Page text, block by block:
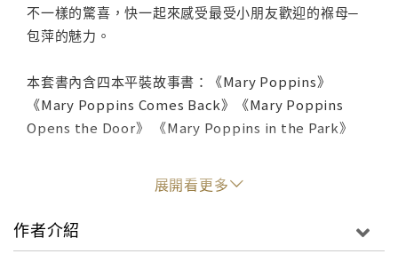
不一樣的驚喜，快一起來感受最受小朋友歡迎的褓母─
包萍的魅力。
本套書內含四本平裝故事書：《Mary Poppins》
《Mary Poppins Comes Back》《Mary Poppins
Opens the Door》 《Mary Poppins in the Park》
迪士尼經典真人動畫電影《歡樂滿人間》續集：《愛‧滿
人間》，將於2019農曆春節上映
Four classic stories about the most famous nanny
展開看更多
作者介紹